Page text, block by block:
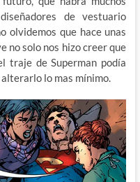
de vestuario
olvidemos que hace unas
no solo nos hizo creer que
traje de Superman podía
lo mas mínimo.